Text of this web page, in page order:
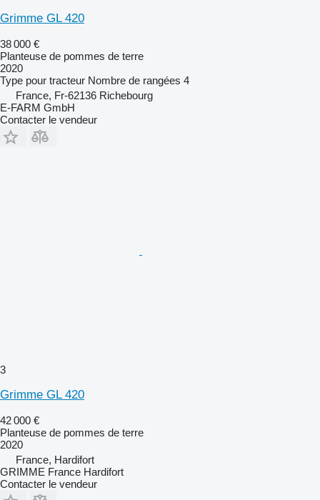
Grimme GL 420
38 000 €
Planteuse de pommes de terre
2020
Type pour tracteur Nombre de rangées 4
France, Fr-62136 Richebourg
E-FARM GmbH
Contacter le vendeur
3
Grimme GL 420
42 000 €
Planteuse de pommes de terre
2020
France, Hardifort
GRIMME France Hardifort
Contacter le vendeur